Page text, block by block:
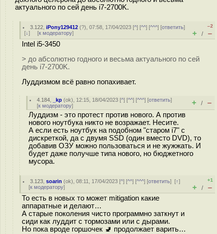
актуального по сей день i7-2700K.
3.122 ,iPony129412 (?), 07:58, 17/04/2023 [^] [^^] [^^^] [ответить]
[↓] [к модератору]
–2
+ / –
Intel i5-3450
> до абсолютно годного и весьма актуального по сей
день i7-2700K.
Луддизмом всё равно попахивает.
4.184 _kp (ok), 12:15, 18/04/2023 [^] [^^] [^^^] [ответить]
[к модератору] + / –
Луддизм - это протест против нового. А против
нового ноутбука никто не возражает. Несите.
А если есть ноутбук на подобном "старом i7" с
дискреткой, да с двумя SSD (один вместо DVD), то
добавив ОЗУ можно пользоваться и не жужжать. И
будет даже получше типа нового, но бюджетного
мусора.
3.123 ,soarin (ok), 08:11, 17/04/2023 [^] [^^] [^^^] [ответить][↑]
[к модератору]
+1
+ / –
То есть в новых то может mitigation какие
аппаратные и делают…
А старые поколения чисто программно заткнут и
сиди как луддит с тормозами или с дырами.
Но пока вроде горшочек 🚽 продолжает варить…